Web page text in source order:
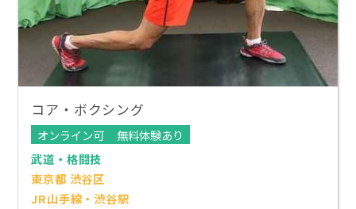
コア・ボクシング
オンライン可
無料体験あり
武道・格闘技
東京都 渋谷区
JR山手線・渋谷駅